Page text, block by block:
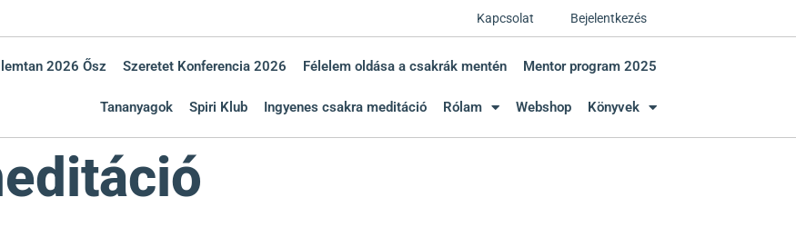
Kapcsolat Bejelentkezés
2026 Ősz Szeretet Konferencia 2026 Félelem oldása a csakrák mentén Mentor program 2025
Tananyagok Spiri Klub Ingyenes csakra meditáció Rólam Webshop Könyvek